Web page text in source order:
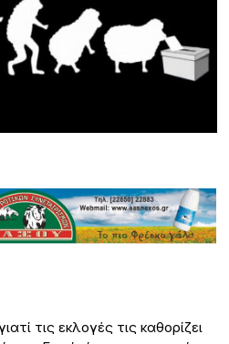
τις εκλογές τις καθορίζει